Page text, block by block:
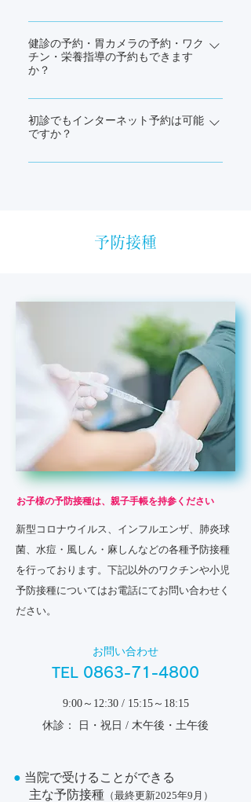
インターネットまたはお電話でご予約
ください。 ※インターネット予約でご
希望の時間に空きがない場合は、受診
前にお電話ください。
基本的にはお待たせする時間を最小限
にできるよう努めておりますが、混雑
状況や緊急度の高い患者様を優先する
順番が前後する場合があります。
健診の予約・胃カメラの予約・ワク
チン・栄養指導の予約もできます
か？
受付窓口またはお電話でのみ予約を受
け付けており、インターネットでの予
約はできません。
初診でもインターネット予約は可能
ですか？
可能です。初診の方や1年以上受診され
予防接種
お子様の予防接種は、親子手帳を持参ください
新型コロナウイルス、インフルエンザ、肺炎球
菌、水痘・風しん・麻しんなどの各種予防接種
を行っております。下記以外のワクチンや小児
予防接種についてはお電話にてお問い合わせく
ださい。
TEL 0863-71-4800
お問い合わせ
9:00～12:30 / 15:15～18:15
休診： 日・祝日 / 木午後・土午後
● 当院で受けることができる
主な予防接種 （最終更新2025年9月）